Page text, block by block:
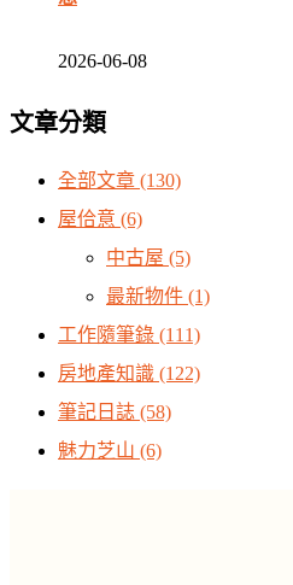
2026-06-08
文章分類
全部文章 (130)
屋佮意 (6)
中古屋 (5)
最新物件 (1)
工作隨筆錄 (111)
房地產知識 (122)
筆記日誌 (58)
魅力芝山 (6)